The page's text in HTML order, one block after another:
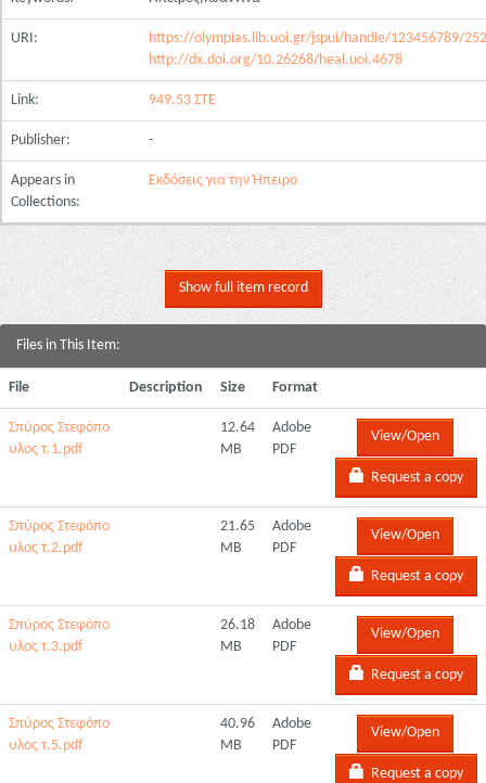
URI:
https://olympias.lib.uoi.gr/jspui/handle/123456789/
http://dx.doi.org/10.26268/heal.uoi.4678
Link: 949.53 ΣΤΕ
Publisher: -
Appears in
Collections:
Εκδόσεις για την Ήπειρο
Show full item record
Files in This Item:
File Description Size Format
Σπύρος Στεφόπο
υλος τ.1.pdf
12.64
MB
Adobe
PDF
View/Open
Request a copy
Σπύρος Στεφόπο
υλος τ.2.pdf
21.65
MB
Adobe
PDF
View/Open
Request a copy
Σπύρος Στεφόπο
υλος τ.3.pdf
26.18
MB
Adobe
PDF
View/Open
Request a copy
Σπύρος Στεφόπο
υλος τ.5.pdf
40.96
MB
Adobe
PDF
View/Open
Request a copy